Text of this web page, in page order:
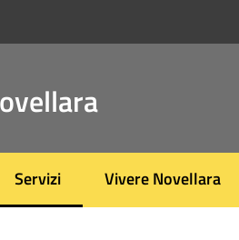
Servizi
Menu selezionatoVivere Novellara